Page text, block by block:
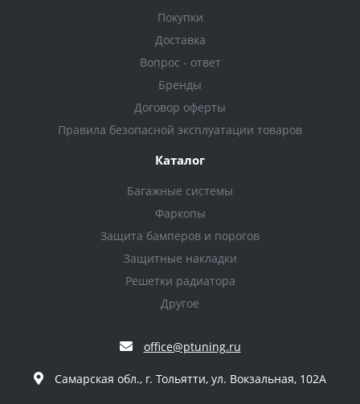
Покупки
Доставка
Вопрос - ответ
Бренды
Договор оферты
Правила безопасной эксплуатации товаров
Каталог
Багажные системы
Фаркопы
Защита бамперов и порогов
Защитные накладки
Решетки радиатора
Другое
office@ptuning.ru
Самарская обл., г. Тольятти, ул. Вокзальная, 102А